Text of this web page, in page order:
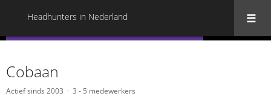
Headhunters in Nederland
Cobaan
Actief sinds 2003 3 - 5 medewerkers